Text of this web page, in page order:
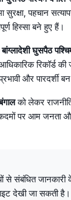
पहचान
हिस्सा बने हुए हैं।
बांग्लादेशी घुसपैठ
रिकॉर्ड
और पारदर्शी
को लेकर
पर आम जनता
से संबंधित
देखी जा सकती है।